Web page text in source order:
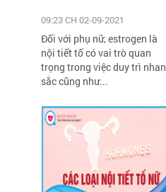
09:23 CH 02-09-2021
Đối với phụ nữ, estrogen là
nội tiết tố có vai trò quan
trọng trong việc duy trì nhan
sắc cũng như...